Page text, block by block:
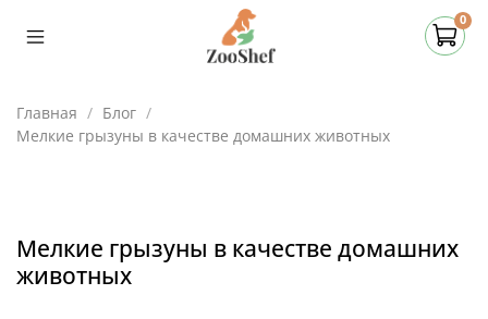
0
Главная
Блог
Мелкие грызуны в качестве домашних животных
Мелкие грызуны в качестве домашних
животных